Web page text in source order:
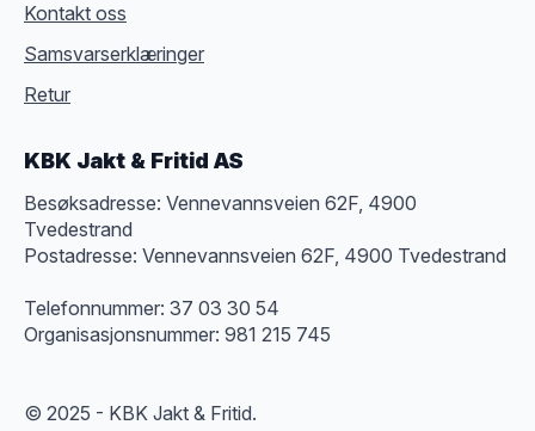
Kontakt oss
Samsvarserklæringer
Retur
KBK Jakt & Fritid AS
Besøksadresse: Vennevannsveien 62F, 4900
Tvedestrand
Postadresse: Vennevannsveien 62F, 4900 Tvedestrand
Telefonnummer: 37 03 30 54
Organisasjonsnummer: 981 215 745
© 2025 - KBK Jakt & Fritid.